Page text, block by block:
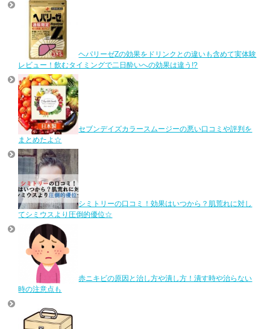
ヘパリーゼZの効果をドリンクとの違いも含めて実体験
レビュー！飲むタイミングで二日酔いへの効果は違う!?
セブンデイズカラースムージーの悪い口コミや評判を
まとめたよ☆
シミトリーの口コミ！効果はいつから？肌荒れに対し
てシミウスより圧倒的優位☆
赤ニキビの原因と治し方や潰し方！潰す時や治らない
時の注意点も